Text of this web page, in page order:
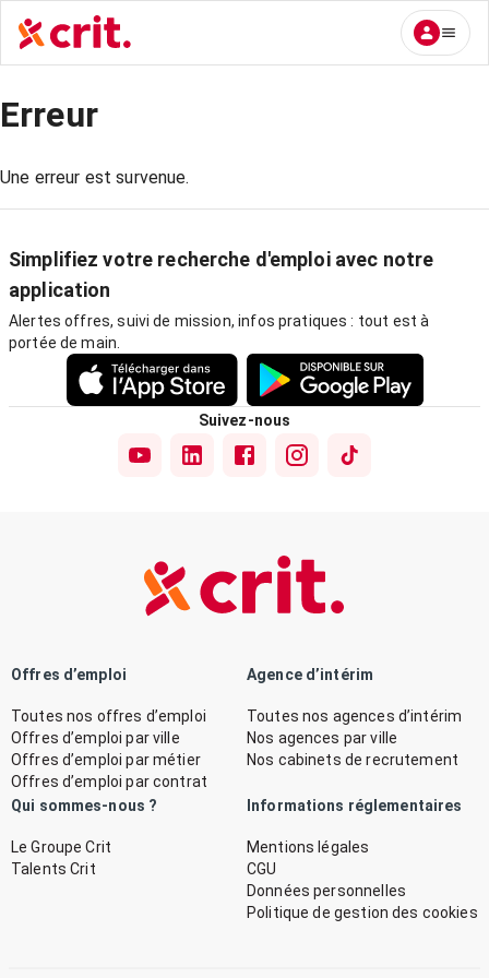
Erreur
Une erreur est survenue.
Simplifiez votre recherche d'emploi avec notre
application
Alertes offres, suivi de mission, infos pratiques : tout est à
portée de main.
Suivez-nous
Offres d’emploi
Toutes nos offres d’emploi
Offres d’emploi par ville
Offres d’emploi par métier
Offres d’emploi par contrat
Agence d’intérim
Toutes nos agences d’intérim
Nos agences par ville
Nos cabinets de recrutement
Qui sommes-nous ?
Le Groupe Crit
Talents Crit
Informations réglementaires
Mentions légales
CGU
Données personnelles
Politique de gestion des cookies